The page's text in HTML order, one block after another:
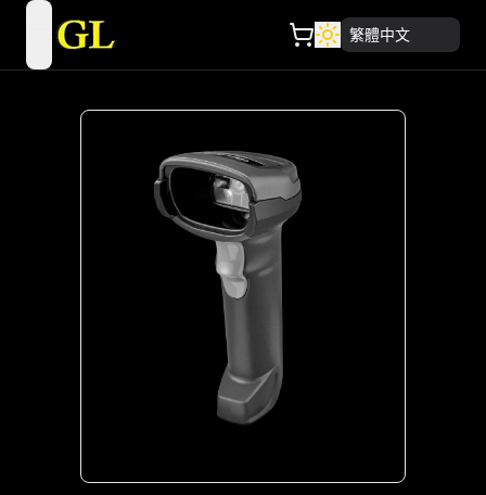
open navigation menu 繁體中文